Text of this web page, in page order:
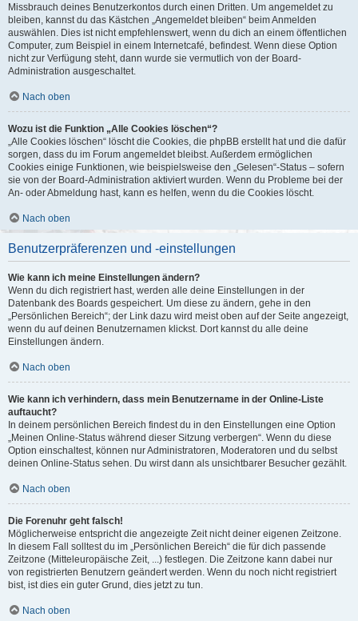
Missbrauch deines Benutzerkontos durch einen Dritten. Um angemeldet zu
bleiben, kannst du das Kästchen „Angemeldet bleiben“ beim Anmelden
auswählen. Dies ist nicht empfehlenswert, wenn du dich an einem öffentlichen
Computer, zum Beispiel in einem Internetcafé, befindest. Wenn diese Option
nicht zur Verfügung steht, dann wurde sie vermutlich von der Board-
Administration ausgeschaltet.
Nach oben
Wozu ist die Funktion „Alle Cookies löschen“?
„Alle Cookies löschen“ löscht die Cookies, die phpBB erstellt hat und die dafür
sorgen, dass du im Forum angemeldet bleibst. Außerdem ermöglichen
Cookies einige Funktionen, wie beispielsweise den „Gelesen“-Status – sofern
sie von der Board-Administration aktiviert wurden. Wenn du Probleme bei der
An- oder Abmeldung hast, kann es helfen, wenn du die Cookies löscht.
Nach oben
Benutzerpräferenzen und -einstellungen
Wie kann ich meine Einstellungen ändern?
Wenn du dich registriert hast, werden alle deine Einstellungen in der
Datenbank des Boards gespeichert. Um diese zu ändern, gehe in den
„Persönlichen Bereich“; der Link dazu wird meist oben auf der Seite angezeigt,
wenn du auf deinen Benutzernamen klickst. Dort kannst du alle deine
Einstellungen ändern.
Nach oben
Wie kann ich verhindern, dass mein Benutzername in der Online-Liste
auftaucht?
In deinem persönlichen Bereich findest du in den Einstellungen eine Option
„Meinen Online-Status während dieser Sitzung verbergen“. Wenn du diese
Option einschaltest, können nur Administratoren, Moderatoren und du selbst
deinen Online-Status sehen. Du wirst dann als unsichtbarer Besucher gezählt.
Nach oben
Die Forenuhr geht falsch!
Möglicherweise entspricht die angezeigte Zeit nicht deiner eigenen Zeitzone.
In diesem Fall solltest du im „Persönlichen Bereich“ die für dich passende
Zeitzone (Mitteleuropäische Zeit, ...) festlegen. Die Zeitzone kann dabei nur
von registrierten Benutzern geändert werden. Wenn du noch nicht registriert
bist, ist dies ein guter Grund, dies jetzt zu tun.
Nach oben